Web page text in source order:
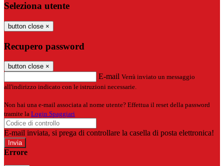
Seleziona utente
button close ×
Recupero password
button close ×
E-mail Verrà inviato un messaggio
all'indirizzo indicato con le istruzioni necessarie.
Non hai una e-mail associata al nome utente? Effettua il reset della password
tramite la Login Spaggiari
E-mail inviata, si prega di controllare la casella di posta elettronica!
Errore